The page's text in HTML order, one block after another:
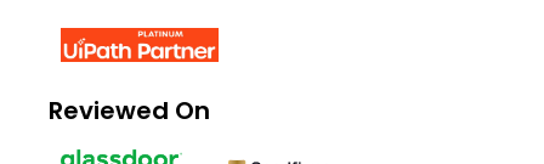
Reviewed On